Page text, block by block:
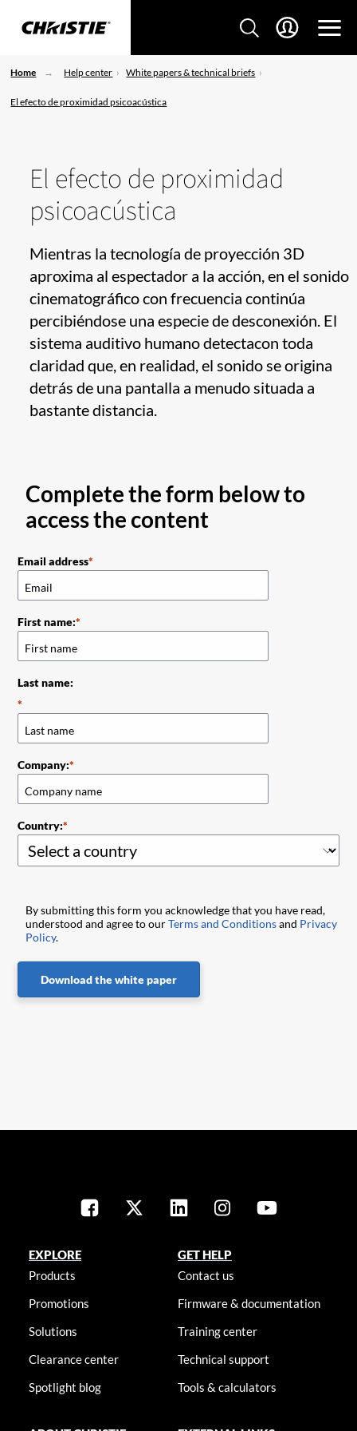
Home Help center White papers & technical briefs
El efecto de proximidad psicoacústica
El efecto de proximidad
psicoacústica
Mientras la tecnología de proyección 3D
aproxima al espectador a la acción, en el sonido
cinematográfico con frecuencia continúa
percibiéndose una especie de desconexión. El
sistema auditivo humano detectacon toda
claridad que, en realidad, el sonido se origina
detrás de una pantalla a menudo situada a
bastante distancia.
Complete the form below to
access the content
Email address
First name:
Last name:
Company:
Country:
By submitting this form you acknowledge that you have read,
understood and agree to ourTerms and Conditionsand Privacy
Policy.
Download the white paper
EXPLORE
Products
Promotions
Solutions
Clearance center
Spotlight blog
GET HELP
Contact us
Firmware & documentation
Training center
Technical support
Tools & calculators